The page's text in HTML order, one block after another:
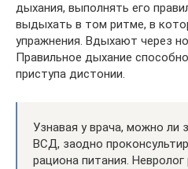
дыхания, выполнять его
выдыхать в том ритме, в
упражнения. Вдыхают через
Правильное дыхание
приступа дистонии.
Узнавая у врача, можно ли
ВСД, заодно
рациона питания.